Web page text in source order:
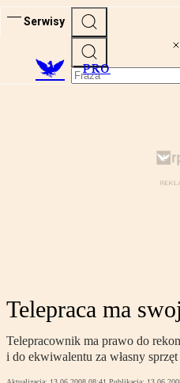
Serwisy
PRO
Telepraca ma
Telepracownik ma prawo do
i do ekwiwalentu za własny